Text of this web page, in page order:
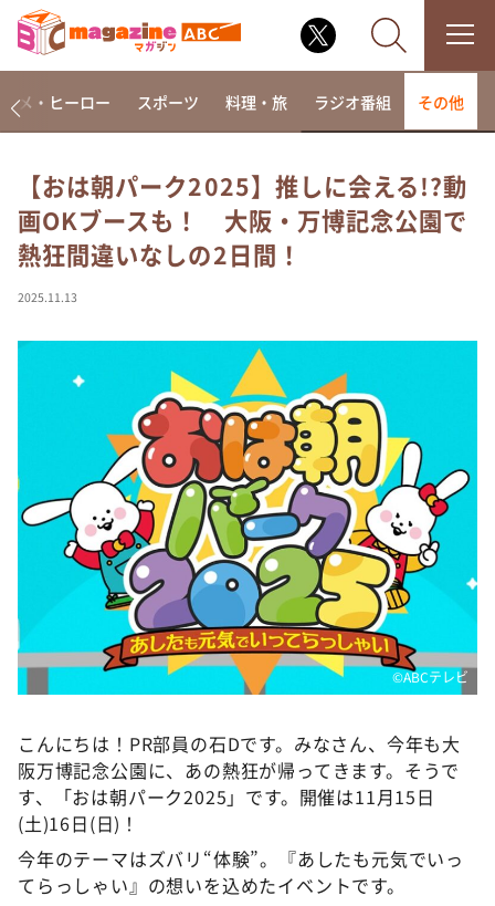
なるみ・岡村の過ぎるTV
相席食堂
これ余談なんですけど・・・
て真剣です
探偵！ナイトスクープ
news おかえり
河合＆A.B.C-Z塚田×福井アナ「なんでやねん！？」
（news おかえり）
DAIGOも台所 ～きょうの献立 何にする？～
本日はダイアンなり！シーズン２
朝だ！生です旅サラダ
教えて！ニュースライブ 正義のミカタ
ＬＩＦＥ～夢のカタチ～
新婚さんいらっしゃい！
ポツンと一軒家
ザキ山小屋本館
ぺこぱのまるスポ
アナ回覧板
メ・ヒーロー スポーツ 料理・旅 ラジオ番組 その他
【おは朝パーク2025】推しに会える!?動
画OKブースも！ 大阪・万博記念公園で
熱狂間違いなしの2日間！
2025.11.13
©ABCテレビ
こんにちは！PR部員の石Dです。みなさん、今年も大
阪万博記念公園に、あの熱狂が帰ってきます。そうで
す、「おは朝パーク2025」です。開催は11月15日
(土)16日(日)！
今年のテーマはズバリ“体験”。『あしたも元気でいっ
てらっしゃい』の想いを込めたイベントです。